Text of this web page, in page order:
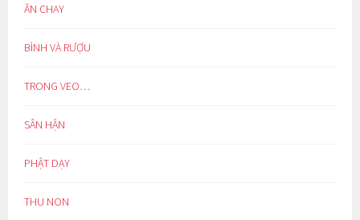
ĂN CHAY
BÌNH VÀ RƯỢU
TRONG VEO…
SÂN HẬN
PHẬT DẠY
THU NON